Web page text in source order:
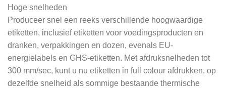
Hoge snelheden
Produceer snel een reeks verschillende hoogwaardige
etiketten, inclusief etiketten voor voedingsproducten en
dranken, verpakkingen en dozen, evenals EU-
energielabels en GHS-etiketten. Met afdruksnelheden tot
300 mm/sec, kunt u nu etiketten in full colour afdrukken, op
dezelfde snelheid als sommige bestaande thermische